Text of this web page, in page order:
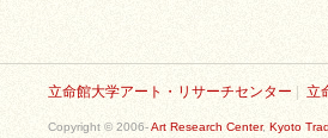
立命館大学アート・リサーチセンター 立
Copyright © 2006-Art Research Center, Kyoto